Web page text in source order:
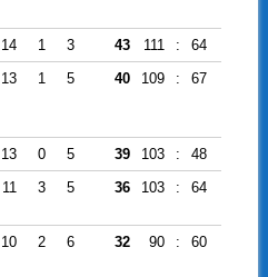
14 1 3 43 111 : 64
13 1 5 40 109 : 67
13 0 5 39 103 : 48
11 3 5 36 103 : 64
10 2 6 32 90 : 60